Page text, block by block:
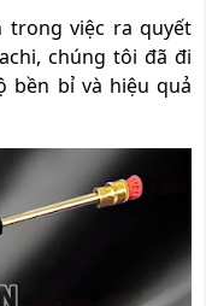
việc ra quyết
chúng tôi đã đi
bền bỉ và hiệu quả